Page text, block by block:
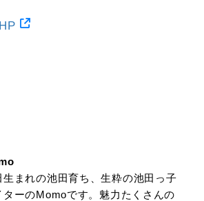
生まれの池田育ち、生粋の池田っ子
ターのMomoです。魅力たくさんの